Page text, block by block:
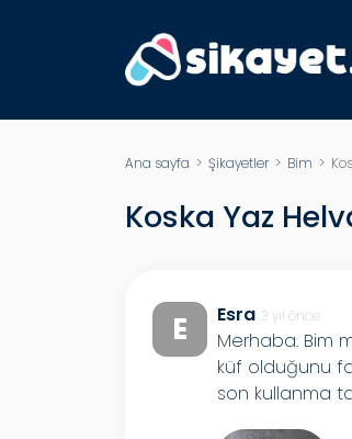
Ana sayfa > Şikayetler> Bim >
Koska Yaz
E Esra 3 yıl önce
Merhaba. Bim
küf olduğunu
son kullanma